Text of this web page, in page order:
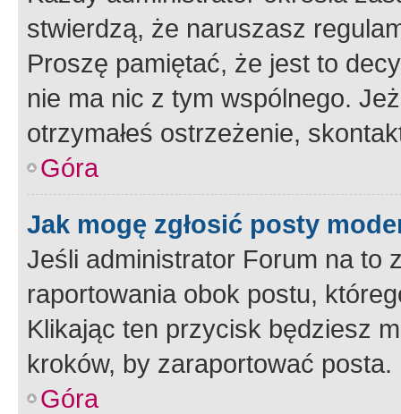
stwierdzą, że naruszasz
Proszę pamiętać, że jest to
nie ma nic z tym wspólnego.
otrzymałeś ostrzeżenie,
Góra
Jak mogę zgłosić posty
Jeśli administrator Forum na to
raportowania obok postu,
Klikając ten przycisk będziesz
kroków, by zaraportować posta.
Góra